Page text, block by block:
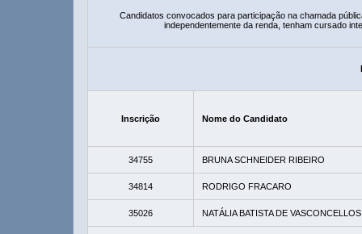
Candidatos convocados para participação na chamada
independentemente da renda, tenham cursado
Inscrição Nome do Candidato
34755 BRUNA SCHNEIDER RIBEIRO
34814 RODRIGO FRACARO
35026 NATÁLIA BATISTA DE VASCONCELLOS